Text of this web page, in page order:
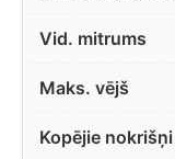
Vid. mitrums
Maks. vējš
Kopējie nokrišņi